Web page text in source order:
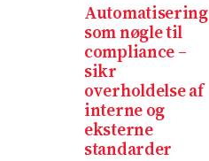
Automatisering
som nøgle til
compliance –
sikr
overholdelse af
interne og
eksterne
standarder